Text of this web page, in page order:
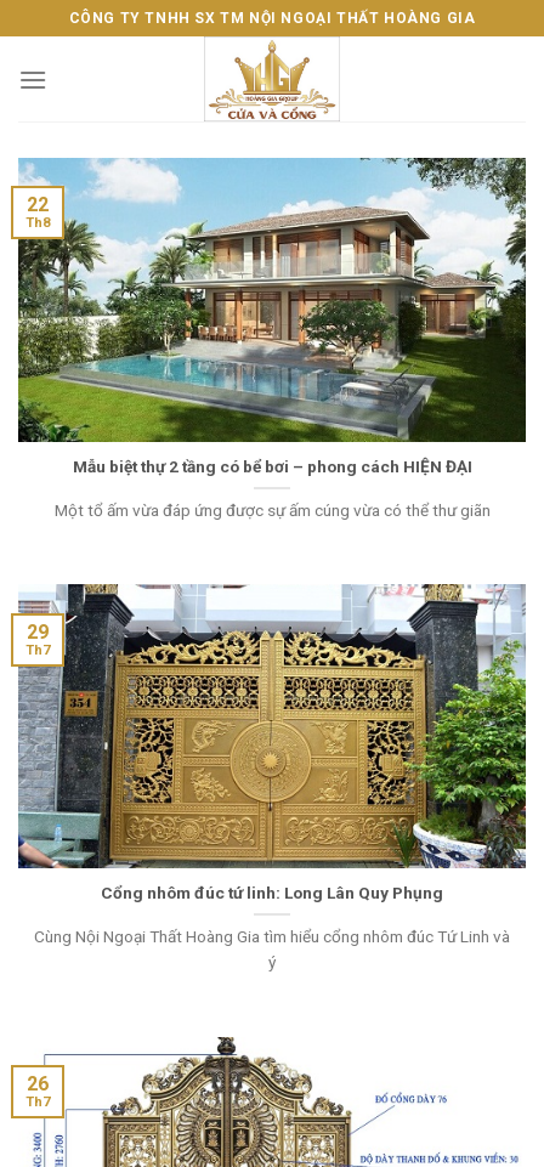
to
content
CÔNG TY TNHH SX TM NỘI NGOẠI THẤT HOÀNG GIA
Mẫu biệt thự 2 tầng có bể bơi – phong cách HIỆN ĐẠI
Một tổ ấm vừa đáp ứng được sự ấm cúng vừa có thể thư giãn
22
Th8
Cổng nhôm đúc tứ linh: Long Lân Quy Phụng
Cùng Nội Ngoại Thất Hoàng Gia tìm hiểu cổng nhôm đúc Tứ Linh và
ý
29
Th7
26
Th7